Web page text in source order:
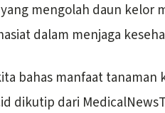
mengolah daun kelor
dalam menjaga
bahas manfaat tanaman
dikutip dari